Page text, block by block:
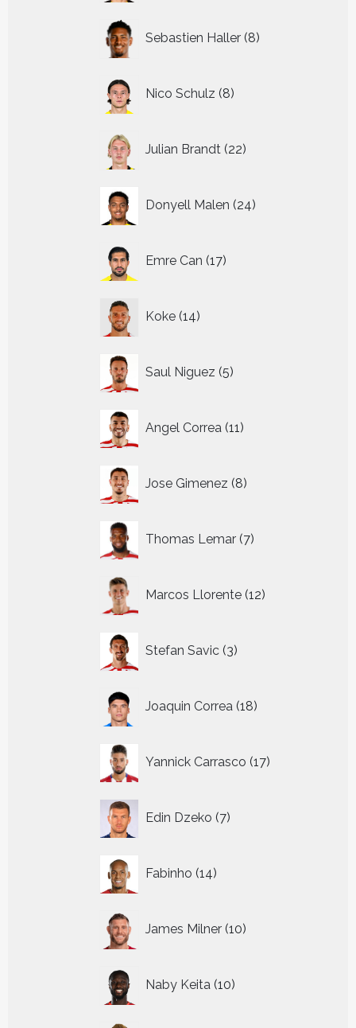
Sebastien Haller 8
producten
Nico Schulz 8
producten
Julian Brandt 22
producten
Donyell Malen 24
producten
Emre Can 17
producten
Koke 14
producten
Saul Niguez 5
producten
Angel Correa 11
producten
Jose Gimenez 8
producten
Thomas Lemar 7
producten
Marcos Llorente 12
producten
Stefan Savic 3
producten
Joaquin Correa 18
producten
Yannick Carrasco 17
producten
Edin Dzeko 7
producten
Fabinho 14
producten
James Milner 10
producten
Naby Keita 10
producten